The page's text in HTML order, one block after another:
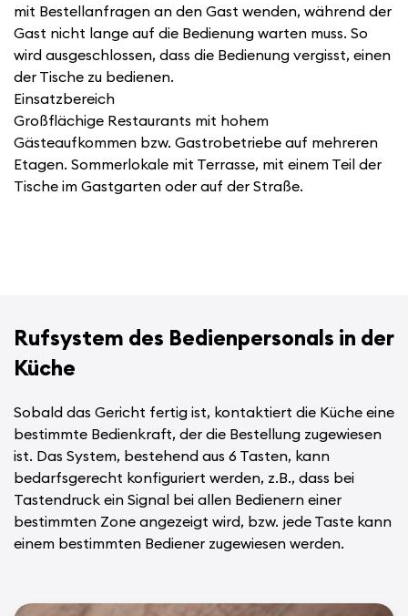
mit Bestellanfragen an den Gast wenden, während der
Gast nicht lange auf die Bedienung warten muss. So
wird ausgeschlossen, dass die Bedienung vergisst, einen
der Tische zu bedienen.
Einsatzbereich
Großflächige Restaurants mit hohem
Gästeaufkommen bzw. Gastrobetriebe auf mehreren
Etagen. Sommerlokale mit Terrasse, mit einem Teil der
Tische im Gastgarten oder auf der Straße.
Rufsystem des Bedienpersonals in der
Küche
Sobald das Gericht fertig ist, kontaktiert die Küche eine
bestimmte Bedienkraft, der die Bestellung zugewiesen
ist. Das System, bestehend aus 6 Tasten, kann
bedarfsgerecht konfiguriert werden, z.B., dass bei
Tastendruck ein Signal bei allen Bedienern einer
bestimmten Zone angezeigt wird, bzw. jede Taste kann
einem bestimmten Bediener zugewiesen werden.